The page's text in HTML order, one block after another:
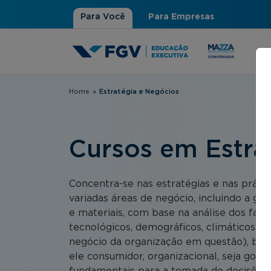
Para Você Para Empresas
Você está aqui
Home » Estratégia e Negócios
Cursos em
Concentra-se nas estratégias e nas
variadas áreas de negócio, incluindo a
e materiais, com base na análise dos
tecnológicos, demográficos, climáticos) e
negócio da organização em questão),
ele consumidor, organizacional, seja